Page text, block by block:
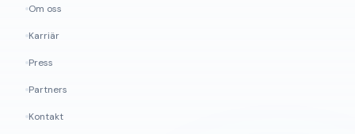
Om oss
Karriär
Press
Partners
Kontakt